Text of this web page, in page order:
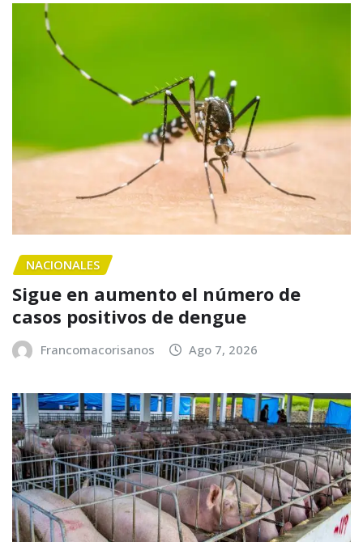
NACIONALES
Sigue en aumento el número de
casos positivos de dengue
Francomacorisanos Ago 7, 2026